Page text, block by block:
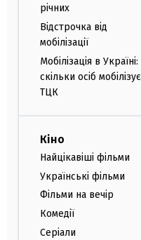
річних
Відстрочка від
мобілізації
Мобілізація в Україні:
скільки осіб мобілізує
ТЦК
Кіно
Найцікавіші фільми
Українські фільми
Фільми на вечір
Комедії
Серіали